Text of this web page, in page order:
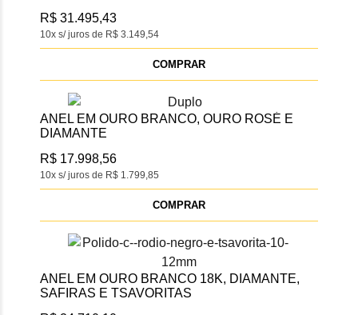
10x s/ juros de R$ 3.149,54
R$ 31.495,43
COMPRAR
ANEL EM OURO BRANCO, OURO ROSÉ E
DIAMANTE
10x s/ juros de R$ 1.799,85
R$ 17.998,56
COMPRAR
ANEL EM OURO BRANCO 18K, DIAMANTE,
SAFIRAS E TSAVORITAS